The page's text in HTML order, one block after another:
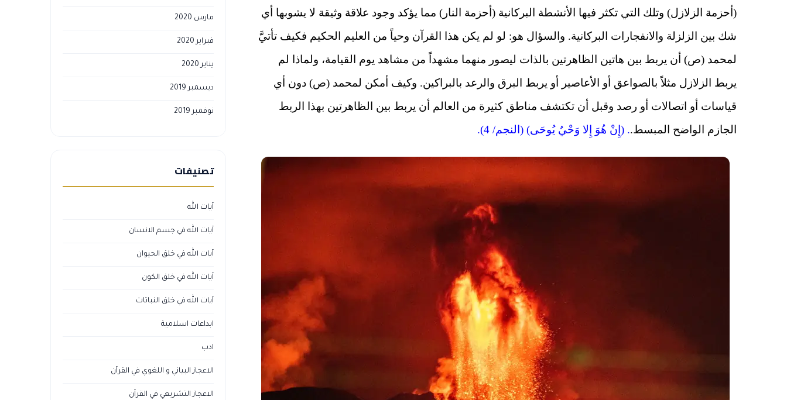
(أحزمة الزلازل) وتلك التي تكثر فيها الأنشطة البركانية (أحزمة النار) مما يؤكد وجود علاقة وثيقة لا يشوبها أي
شك بين الزلزلة والانفجارات البركانية. والسؤال هو: لو لم يكن هذا القرآن وحياً من العليم الحكيم فكيف تأتيَّ
لمحمد (ص) أن يربط بين هاتين الظاهرتين بالذات ليصور منهما مشهداً من مشاهد يوم القيامة، ولماذا لم
يربط الزلازل مثلاً بالصواعق أو الأعاصير أو يربط البرق والرعد بالبراكين. وكيف أمكن لمحمد (ص) دون أي
قياسات أو اتصالات أو رصد وقبل أن تكتشف مناطق كثيرة من العالم أن يربط بين الظاهرتين بهذا الربط
الجازم الواضح المبسط.. (إِنْ هُوَ إِلا وَحْيٌ يُوحَى) (النجم/ 4).
مارس 2020
فبراير 2020
يناير 2020
ديسمبر 2019
نوفمبر 2019
تصنيفات
آيات الله
آيات الله في جسم الانسان
آيات الله في خلق الحيوان
آيات الله في خلق الكون
آيات الله في خلق النباتات
ابداعات اسلامية
ادب
الاعجاز البياني و اللغوي في القرآن
الاعجاز التشريعي في القرآن